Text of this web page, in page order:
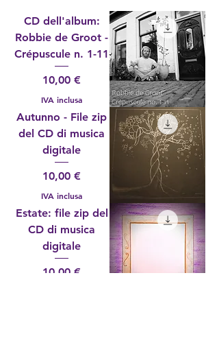
CD dell'album:
Robbie de Groot -
Crépuscule n. 1-11
Prezzo
10,00 €
IVA inclusa
Autunno - File zip
del CD di musica
digitale
Prezzo
10,00 €
IVA inclusa
Estate: file zip del
CD di musica
digitale
Prezzo
10,00 €